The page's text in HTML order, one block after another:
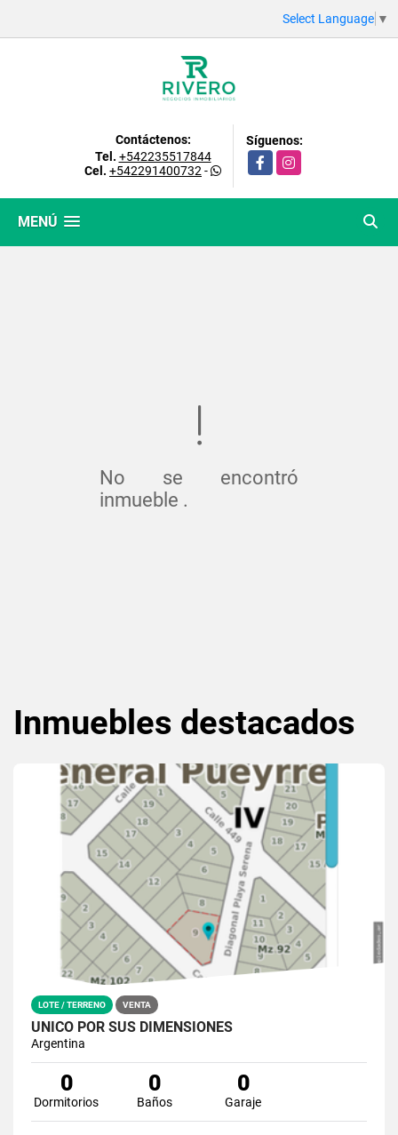
Select Language ▼
Contáctenos:
Tel. +542235517844
Cel. +542291400732 -
Síguenos:
FacebookInstagram
MENÚ
No se encontró
inmueble .
Inmuebles destacados
LOTE / TERRENO VENTA
ÚNICO POR SUS DIMENSIONES
Argentina
0
Dormitorios
0
Baños
0
Garaje